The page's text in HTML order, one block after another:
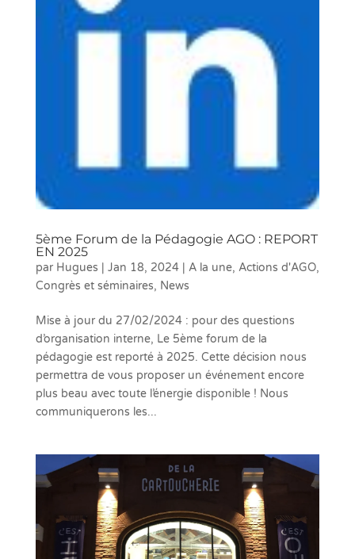
5ème Forum de la Pédagogie AGO : REPORT
EN 2025
par Hugues Jan 18, 2024| A la une, Actions d'AGO,
Congrès et séminaires, News
Mise à jour du 27/02/2024 : pour des questions
d’organisation interne, Le 5ème forum de la
pédagogie est reporté à 2025. Cette décision nous
permettra de vous proposer un événement encore
plus beau avec toute l’énergie disponible ! Nous
communiquerons les...